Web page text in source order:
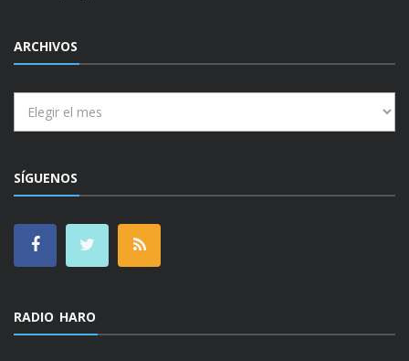
ARCHIVOS
SÍGUENOS
RADIO HARO